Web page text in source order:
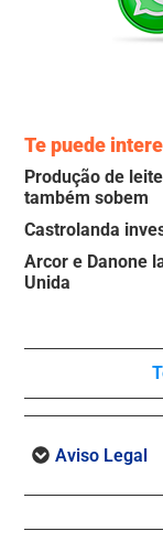
Te puede
Produção de
também sobem
Castrolanda
Arcor e Danone
Unida
Aviso Legal